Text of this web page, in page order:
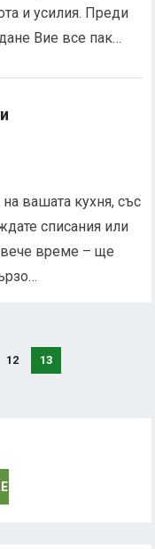
и усилия. Преди
Вие все пак…
вашата кухня, със
списания или
време – ще
12 13